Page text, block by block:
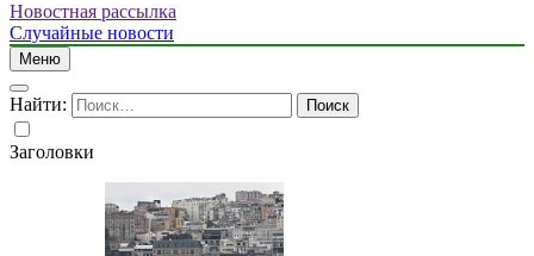
Новостная рассылка
Случайные новости
Меню
Найти:
Заголовки